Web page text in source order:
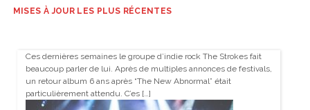
MISES À JOUR LES PLUS RÉCENTES
Ces dernières semaines le groupe d’indie rock The Strokes fait
beaucoup parler de lui. Après de multiples annonces de festivals,
un retour album 6 ans après “The New Abnormal” était
particulièrement attendu. C’es […]